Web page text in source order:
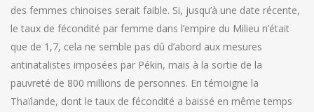
des femmes chinoises serait faible. Si, jusqu’à une date récente,
le taux de fécondité par femme dans l’empire du Milieu n’était
que de 1,7, cela ne semble pas dû d’abord aux mesures
antinatalistes imposées par Pékin, mais à la sortie de la
pauvreté de 800 millions de personnes. En témoigne la
Thaïlande, dont le taux de fécondité a baissé en même temps